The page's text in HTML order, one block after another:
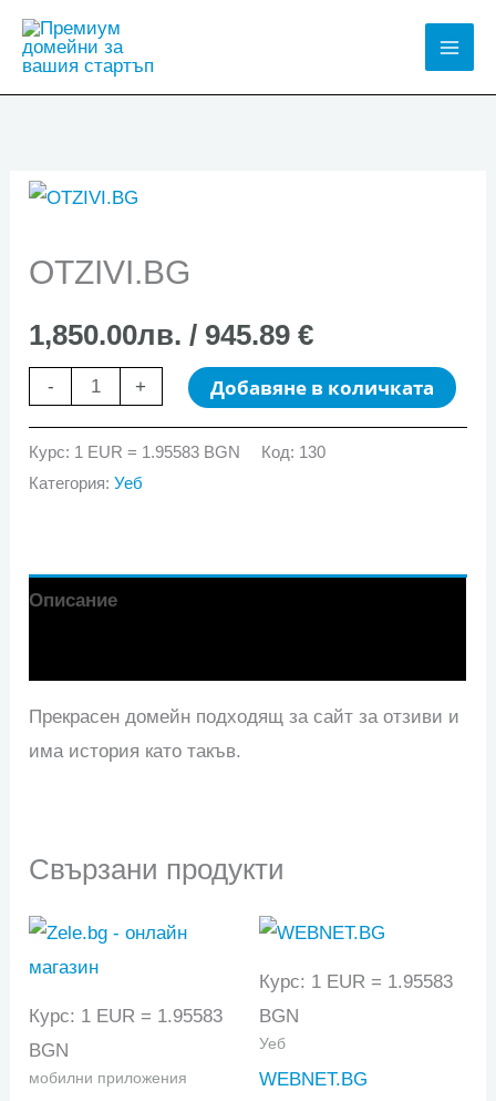
Skip
OTZIVI.BG
1,850.00лв. / 945.89 €
-
количество
OTZIVI.BG
+ Добавяне в количката
Курс: 1 EUR = 1.95583 BGN Код: 130
Категория:Уеб
Описание
Прекрасен домейн подходящ за сайт за отзиви и
има история като такъв.
Свързани продукти
Курс: 1 EUR = 1.95583
BGN
мобилни приложения
Курс: 1 EUR = 1.95583
BGN
Уеб
WEBNET.BG